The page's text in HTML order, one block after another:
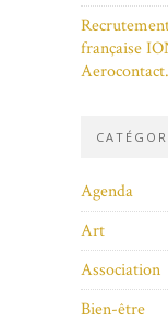
française
Agenda
Art
Association
Bien-être